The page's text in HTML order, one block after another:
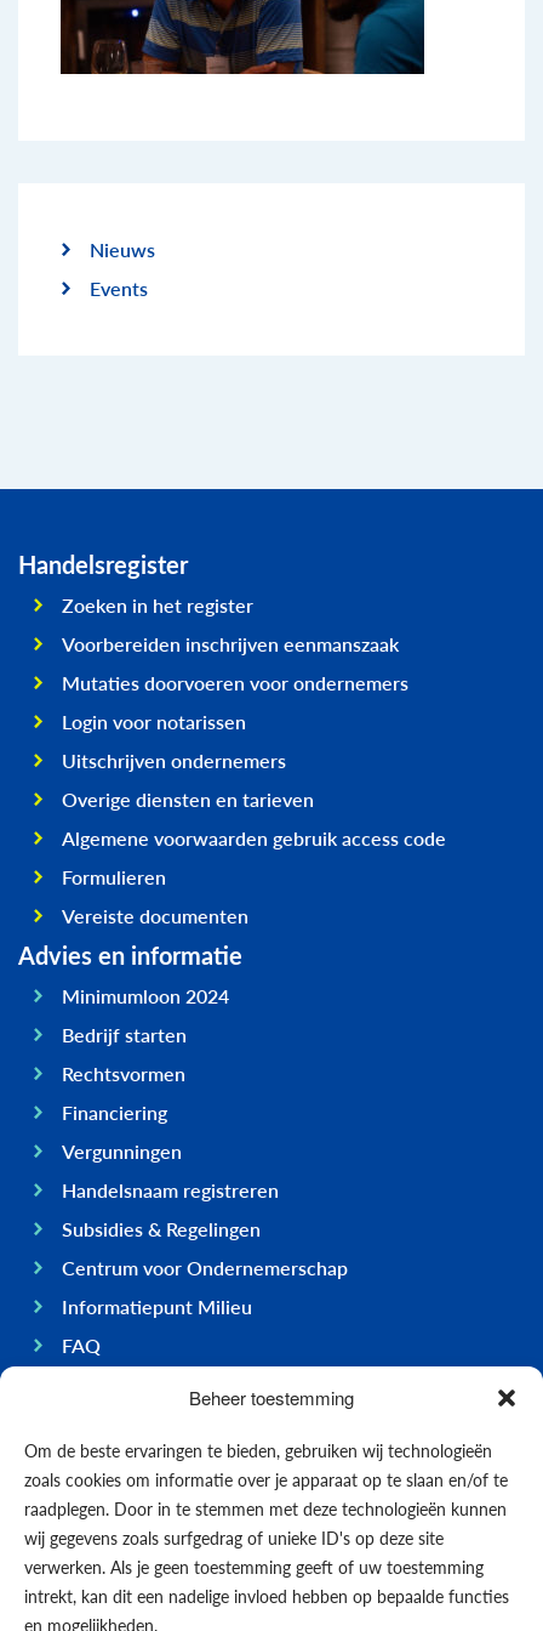
Beheer toestemming
Om de beste ervaringen te bieden, gebruiken wij technologieën
zoals cookies om informatie over je apparaat op te slaan en/of te
raadplegen. Door in te stemmen met deze technologieën kunnen
wij gegevens zoals surfgedrag of unieke ID's op deze site
verwerken. Als je geen toestemming geeft of uw toestemming
intrekt, kan dit een nadelige invloed hebben op bepaalde functies
en mogelijkheden.
Nieuws
Events
Handelsregister
Zoeken in het register
Voorbereiden inschrijven eenmanszaak
Mutaties doorvoeren voor ondernemers
Login voor notarissen
Uitschrijven ondernemers
Overige diensten en tarieven
Algemene voorwaarden gebruik access code
Formulieren
Vereiste documenten
Advies en informatie
Minimumloon 2024
Bedrijf starten
Rechtsvormen
Financiering
Vergunningen
Handelsnaam registreren
Subsidies & Regelingen
Centrum voor Ondernemerschap
Informatiepunt Milieu
FAQ
Ondernemen op Bonaire
Economie
Regering
Infrastructuur
Algemeen
Contact opnemen